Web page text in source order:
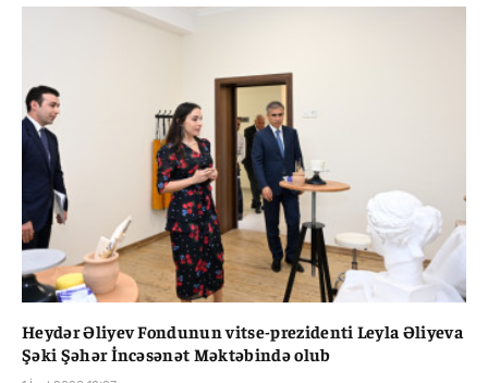
Heydər Əliyev Fondunun vitse-prezidenti Leyla Əliyeva
Şəki Şəhər İncəsənət Məktəbində olub